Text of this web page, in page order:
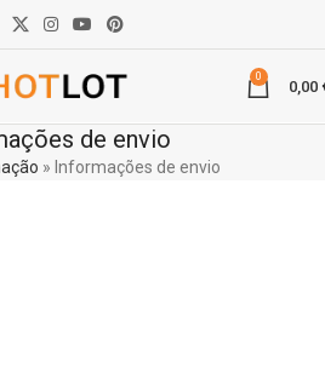
0
0,00
de envio
» Informações de envio